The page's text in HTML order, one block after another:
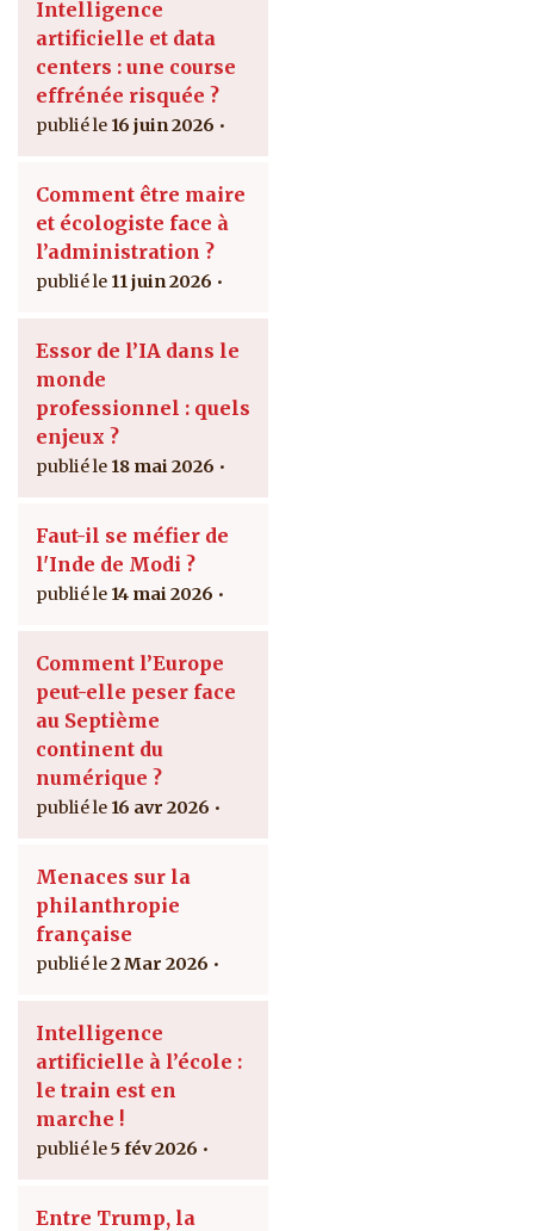
Intelligence
artificielle et data
centers : une course
effrénée risquée ?
16 juin 2026
Comment être maire
et écologiste face à
l’administration ?
11 juin 2026
Essor de l’IA dans le
monde
professionnel : quels
enjeux ?
18 mai 2026
Faut-il se méfier de
l'Inde de Modi ?
14 mai 2026
Comment l’Europe
peut-elle peser face
au Septième
continent du
numérique ?
16 avr 2026
Menaces sur la
philanthropie
française
2 Mar 2026
Intelligence
artificielle à l’école :
le train est en
marche !
5 fév 2026
Entre Trump, la